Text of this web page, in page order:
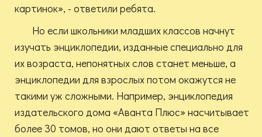
картинок», - ответили ребята.
Но если школьники младших классов начнут
изучать энциклопедии, изданные специально для
их возраста, непонятных слов станет меньше, а
энциклопедии для взрослых потом окажутся не
такими уж сложными. Например, энциклопедия
издательского дома «Аванта Плюс» насчитывает
более 30 томов, но они дают ответы на все